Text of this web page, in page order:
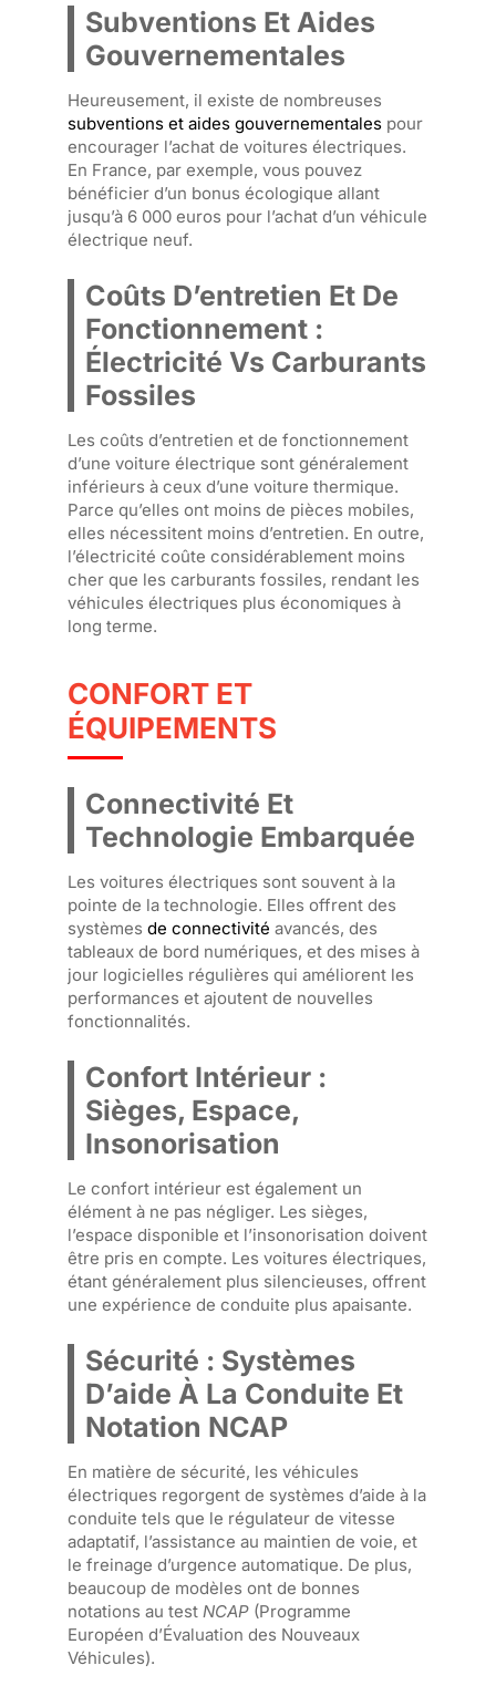
Subventions Et Aides
Gouvernementales
Heureusement, il existe de nombreuses
subventions et aides gouvernementalespour
encourager l’achat de voitures électriques.
En France, par exemple, vous pouvez
bénéficier d’un bonus écologique allant
jusqu’à 6 000 euros pour l’achat d’un véhicule
électrique neuf.
Coûts D’entretien Et De
Fonctionnement :
Électricité Vs Carburants
Fossiles
Les coûts d’entretien et de fonctionnement
d’une voiture électrique sont généralement
inférieurs à ceux d’une voiture thermique.
Parce qu’elles ont moins de pièces mobiles,
elles nécessitent moins d’entretien. En outre,
l’électricité coûte considérablement moins
cher que les carburants fossiles, rendant les
véhicules électriques plus économiques à
long terme.
CONFORT ET
ÉQUIPEMENTS
Connectivité Et
Technologie Embarquée
Les voitures électriques sont souvent à la
pointe de la technologie. Elles offrent des
systèmes de connectivité avancés, des
tableaux de bord numériques, et des mises à
jour logicielles régulières qui améliorent les
performances et ajoutent de nouvelles
fonctionnalités.
Confort Intérieur :
Sièges, Espace,
Insonorisation
Le confort intérieur est également un
élément à ne pas négliger. Les sièges,
l’espace disponible et l’insonorisation doivent
être pris en compte. Les voitures électriques,
étant généralement plus silencieuses, offrent
une expérience de conduite plus apaisante.
Sécurité : Systèmes
D’aide À La Conduite Et
Notation NCAP
En matière de sécurité, les véhicules
électriques regorgent de systèmes d’aide à la
conduite tels que le régulateur de vitesse
adaptatif, l’assistance au maintien de voie, et
le freinage d’urgence automatique. De plus,
beaucoup de modèles ont de bonnes
notations au test NCAP(Programme
Européen d’Évaluation des Nouveaux
Véhicules).